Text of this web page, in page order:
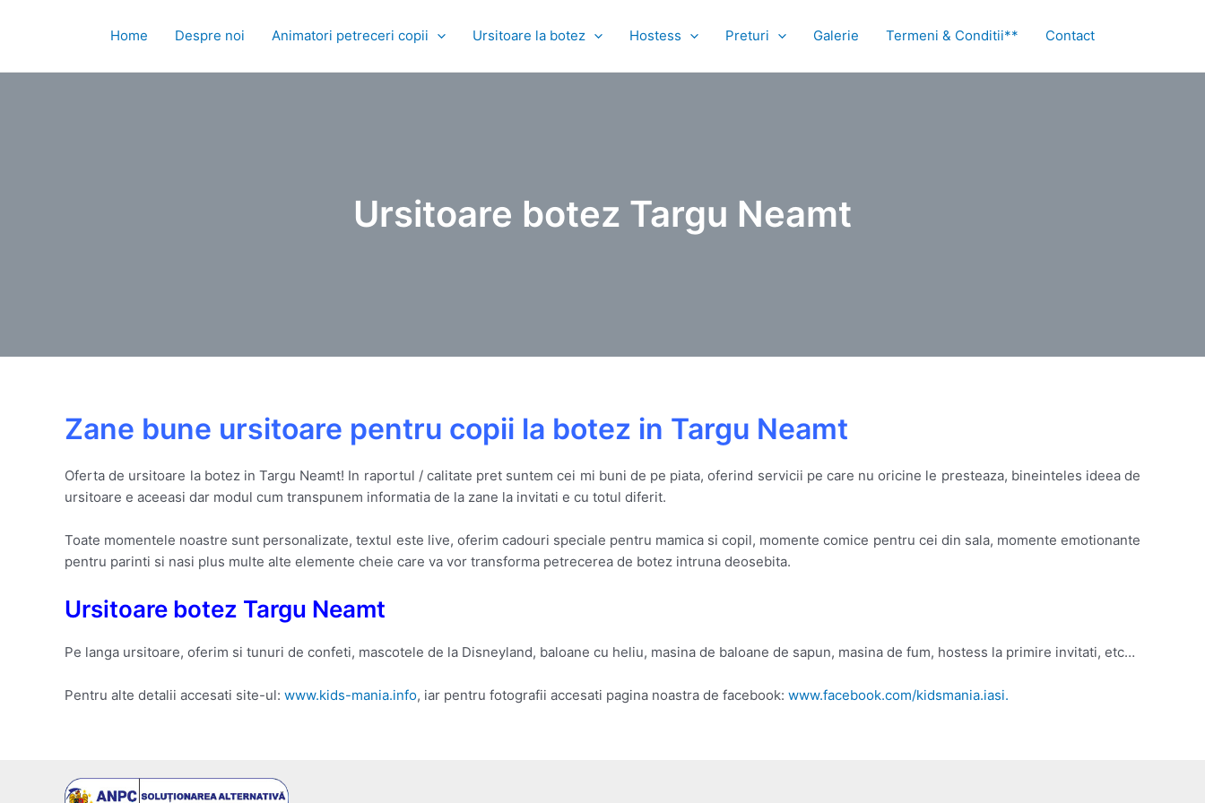
Home Despre noi Animatori petreceri copii Ursitoare la botez Hostess Preturi Galerie Termeni & Conditii** Contact
Ursitoare botez Targu Neamt
Zane bune ursitoare pentru copii la botez in Targu Neamt
Oferta de ursitoare la botez in Targu Neamt! In raportul / calitate pret suntem cei mi buni de pe piata, oferind servicii pe care nu oricine le presteaza, bineinteles ideea de
ursitoare e aceeasi dar modul cum transpunem informatia de la zane la invitati e cu totul diferit.
Toate momentele noastre sunt personalizate, textul este live, oferim cadouri speciale pentru mamica si copil, momente comice pentru cei din sala, momente emotionante
pentru parinti si nasi plus multe alte elemente cheie care va vor transforma petrecerea de botez intruna deosebita.
Ursitoare botez Targu Neamt
Pe langa ursitoare, oferim si tunuri de confeti, mascotele de la Disneyland, baloane cu heliu, masina de baloane de sapun, masina de fum, hostess la primire invitati, etc…
Pentru alte detalii accesati site-ul: www.kids-mania.info, iar pentru fotografii accesati pagina noastra de facebook: www.facebook.com/kidsmania.iasi.